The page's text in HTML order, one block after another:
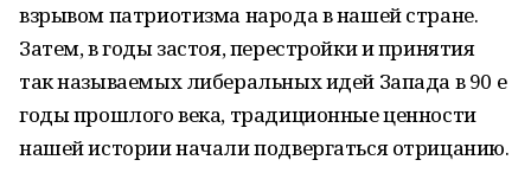
взрывом патриотизма народа в нашей стране.
Затем, в годы застоя, перестройки и принятия
так называемых либеральных идей Запада в 90 е
годы прошлого века, традиционные ценности
нашей истории начали подвергаться отрицанию.